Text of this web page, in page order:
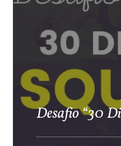
Desafio “30